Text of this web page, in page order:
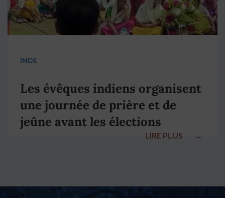
INDE
Les évêques indiens organisent
une journée de prière et de
jeûne avant les élections
LIRE PLUS →